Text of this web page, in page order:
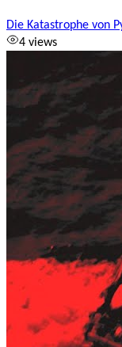
Die Katastrophe von
4 views